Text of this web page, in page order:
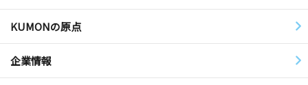
KUMONの原点
企業情報